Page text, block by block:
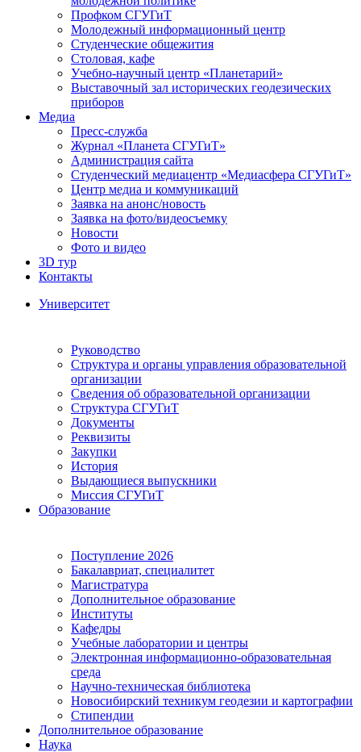
Профком СГУГиТ
Молодежный информационный центр
Студенческие общежития
Столовая, кафе
Учебно-научный центр «Планетарий»
Выставочный зал исторических геодезических
приборов
Медиа
Пресс-служба
Журнал «Планета СГУГиТ»
Администрация сайта
Студенческий медиацентр «Медиасфера СГУГиТ»
Центр медиа и коммуникаций
Заявка на анонс/новость
Заявка на фото/видеосъемку
Новости
Фото и видео
3D тур
Контакты
Университет
Руководство
Структура и органы управления образовательной
организации
Сведения об образовательной организации
Структура СГУГиТ
Документы
Реквизиты
Закупки
История
Выдающиеся выпускники
Миссия СГУГиТ
Образование
Поступление 2026
Бакалавриат, специалитет
Магистратура
Дополнительное образование
Институты
Кафедры
Учебные лаборатории и центры
Электронная информационно-образовательная
среда
Научно-техническая библиотека
Новосибирский техникум геодезии и картографии
Стипендии
Дополнительное образование
Наука